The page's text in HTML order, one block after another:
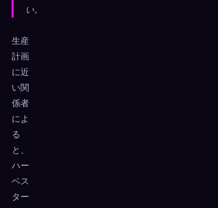
い。
生産
計画
に近
い関
係者
によ
る
と、
ハー
ベス
ター